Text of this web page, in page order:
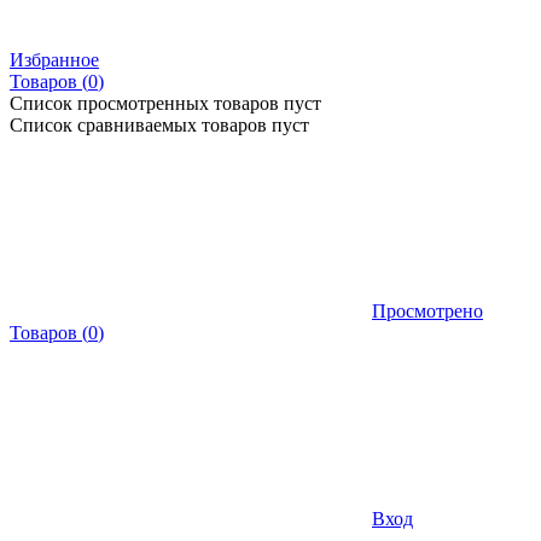
Избранное
Товаров (0)
Список просмотренных товаров пуст
Список сравниваемых товаров пуст
Просмотрено
Товаров (0)
Вход